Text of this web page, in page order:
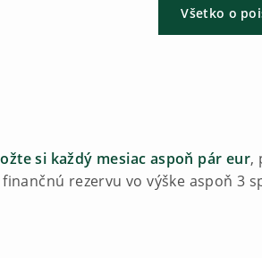
Všetko o
si každý mesiac aspoň pár eur,
rezervu vo výške aspoň 3